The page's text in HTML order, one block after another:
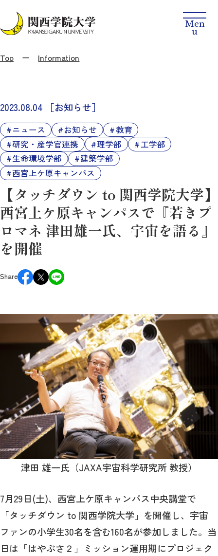
Top Information
2023.08.04 ［お知らせ］
ニュース お知らせ
教育
研究・産学官連携
理学部
工学部
生命環境学部
建築学部
西宮上ケ原キャンパス
【タッチダウン to 関西学院大学】
西宮上ケ原キャンパスで『若きプ
ロマネ 津田雄一氏、宇宙を語る』
を開催
Share
津田 雄一氏（JAXA宇宙科学研究所 教授）
7月29日(土)、西宮上ケ原キャンパス中央講堂で
「タッチダウン to 関西学院大学」を開催し、宇宙
ファンの小学生30名を含む160名が参加しました。当
日は「はやぶさ２」ミッション運用期にプロジェク